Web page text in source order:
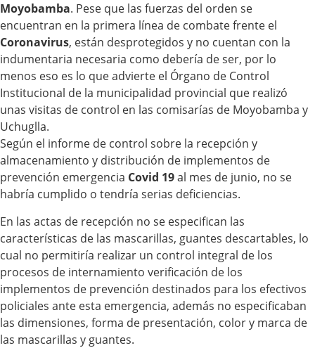
Moyobamba. Pese que las fuerzas del orden se
encuentran en la primera línea de combate frente el
Coronavirus, están desprotegidos y no cuentan con la
indumentaria necesaria como debería de ser, por lo
menos eso es lo que advierte el Órgano de Control
Institucional de la municipalidad provincial que realizó
unas visitas de control en las comisarías de Moyobamba y
Uchuglla.
Según el informe de control sobre la recepción y
almacenamiento y distribución de implementos de
prevención emergencia Covid 19al mes de junio, no se
habría cumplido o tendría serias deficiencias.
En las actas de recepción no se especifican las
características de las mascarillas, guantes descartables, lo
cual no permitiría realizar un control integral de los
procesos de internamiento verificación de los
implementos de prevención destinados para los efectivos
policiales ante esta emergencia, además no especificaban
las dimensiones, forma de presentación, color y marca de
las mascarillas y guantes.